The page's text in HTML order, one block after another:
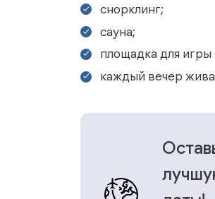
снорклинг;
сауна;
площадка для игры
каждый вечер